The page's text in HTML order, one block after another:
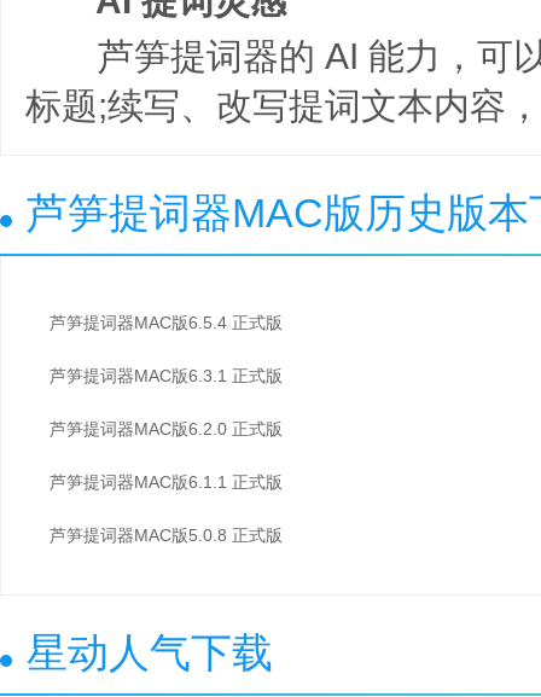
芦笋提词器的 AI 能力，可
标题;续写、改写提词文本内容
芦笋提词器MAC版历史版本
芦笋提词器MAC版6.5.4 正式版
芦笋提词器MAC版6.3.1 正式版
芦笋提词器MAC版6.2.0 正式版
芦笋提词器MAC版6.1.1 正式版
芦笋提词器MAC版5.0.8 正式版
星动人气下载